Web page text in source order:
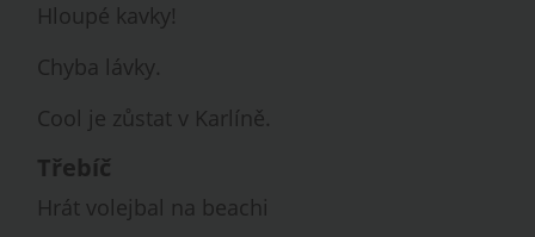
Hloupé kavky!
Chyba lávky.
Cool je zůstat v Karlíně.
Třebíč
Hrát volejbal na beachi